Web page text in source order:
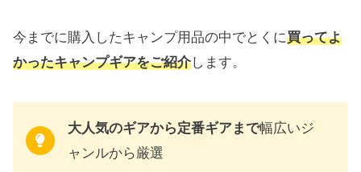
今までに購入したキャンプ用品の中でとくに買ってよ
かったキャンプギアをご紹介します。
大人気のギアから定番ギアまで幅広いジ
ャンルから厳選